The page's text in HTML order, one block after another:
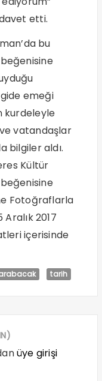
etti.
bu
emeği
kurdeleyle
vatandaşlar
bilgiler aldı.
Kültür
Fotoğraflarla
2017
içerisinde
tarih
üye girişi